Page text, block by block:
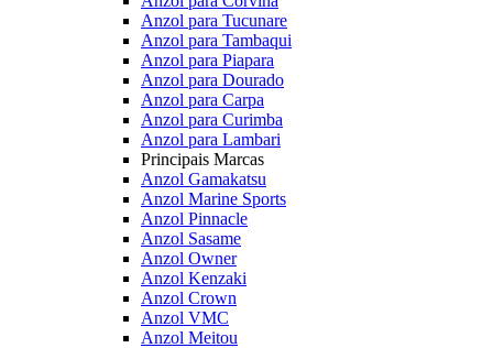
Anzol para Tucunare
Anzol para Tambaqui
Anzol para Piapara
Anzol para Dourado
Anzol para Carpa
Anzol para Curimba
Anzol para Lambari
Principais Marcas
Anzol Gamakatsu
Anzol Marine Sports
Anzol Pinnacle
Anzol Sasame
Anzol Owner
Anzol Kenzaki
Anzol Crown
Anzol VMC
Anzol Meitou